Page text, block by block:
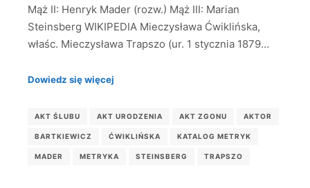
Mąż II: Henryk Mader (rozw.) Mąż III: Marian
Steinsberg WIKIPEDIA Mieczysława Ćwiklińska,
właśc. Mieczysława Trapszo (ur. 1 stycznia 1879…
Dowiedz się więcej
AKT ŚLUBU AKT URODZENIA AKT ZGONU AKTOR
BARTKIEWICZ ĆWIKLIŃSKA KATALOG METRYK
MADER METRYKA STEINSBERG TRAPSZO